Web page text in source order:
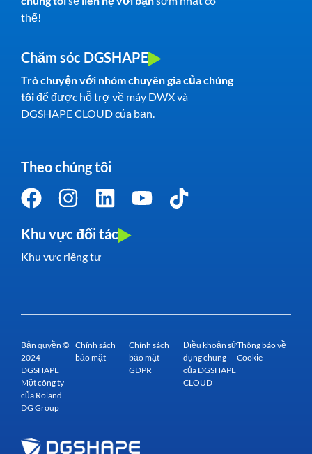
thể!
Chăm sóc DGSHAPE
Trò chuyện với nhóm chuyên gia của chúng
tôiđể được hỗ trợ về máy DWX và
DGSHAPE CLOUD của bạn.
Theo chúng tôi
Khu vực đối tác
Khu vực riêng tư
Bản quyền ©
2024
DGSHAPE
Một công ty
của Roland
DG Group
Chính sách
bảo mật
Chính sách
bảo mật –
GDPR
Điều khoản sử
dụng chung
của DGSHAPE
CLOUD
Thông báo về
Cookie